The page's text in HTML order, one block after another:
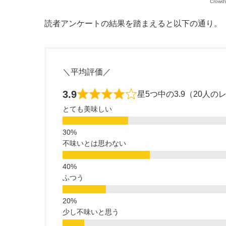
読者アンケートの結果を踏まえると以下の通り。
＼平均評価／
3.9 星5つ中の3.9（20人のレ
とても美味しい
不味いとは思わない
ふつう
少し不味いと思う